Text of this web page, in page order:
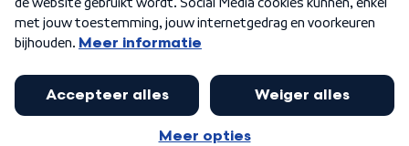
Algemene voorwaarden